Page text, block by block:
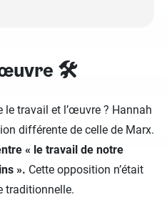
🛠️
le travail et l’œuvre ? Hannah
différente de celle de Marx.
« le travail de notre
». Cette opposition n’était
traditionnelle.